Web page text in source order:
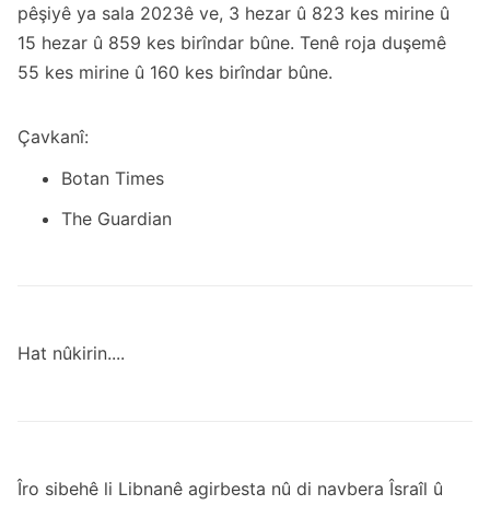
pêşiyê ya sala 2023ê ve, 3 hezar û 823 kes mirine û
15 hezar û 859 kes birîndar bûne. Tenê roja duşemê
55 kes mirine û 160 kes birîndar bûne.
Çavkanî:
Botan Times
The Guardian
Hat nûkirin....
Îro sibehê li Libnanê agirbesta nû di navbera Îsraîl û